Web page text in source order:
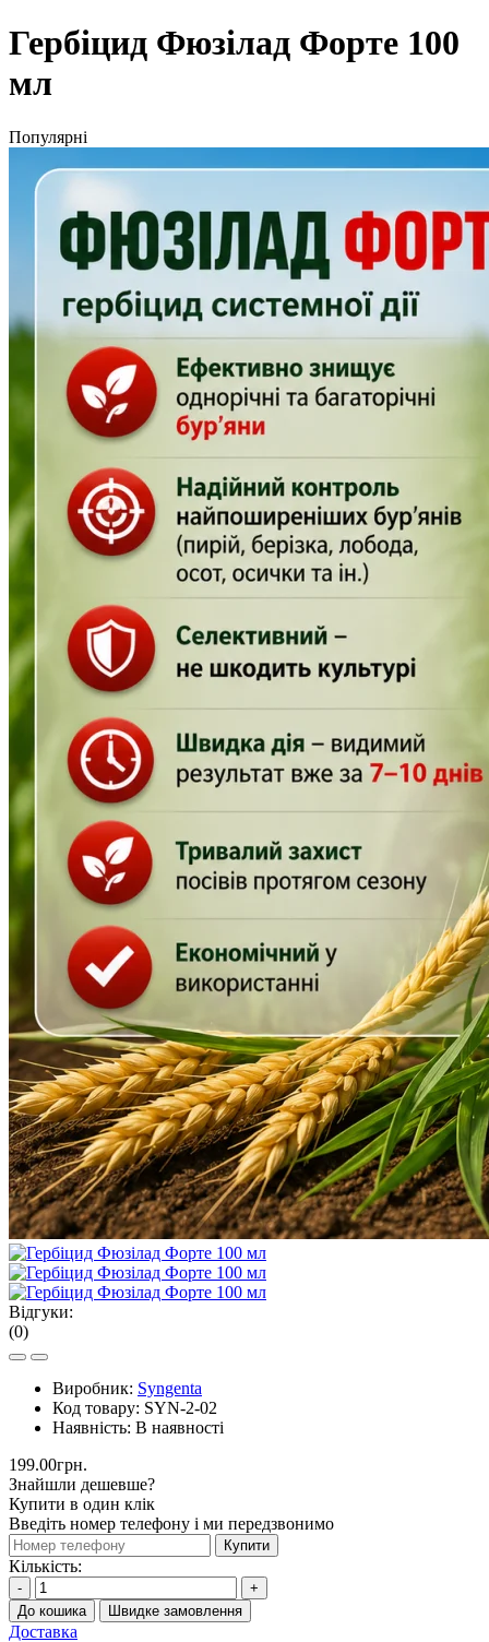
Гербіцид Фюзілад Форте 100
мл
Популярні
Відгуки:
(0)
Виробник: Syngenta
Код товару: SYN-2-02
Наявність: В наявності
199.00грн.
Знайшли дешевше?
Купити в один клік
Введіть номер телефону і ми передзвонимо
Купити
Кількість:
-
+
До кошика
Швидке замовлення
Доставка